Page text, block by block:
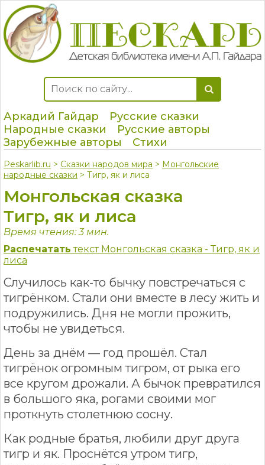
Аркадий Гайдар
Русские сказки
Народные сказки
Русские авторы
Зарубежные авторы
Стихи
Peskarlib.ru > Сказки народов мира > Монгольские
народные сказки > Тигр, як и лиса
Монгольская сказка
Тигр, як и лиса
Время чтения: 3 мин.
Распечатать текст Монгольская сказка - Тигр, як и
лиса
Случилось как-то бычку повстречаться с
тигрёнком. Стали они вместе в лесу жить и
подружились. Дня не могли прожить,
чтобы не увидеться.
День за днём — год прошёл. Стал
тигрёнок огромным тигром, от рыка его
все кругом дрожали. А бычок превратился
в большого яка, рогами своими мог
проткнуть столетнюю сосну.
Как родные братья, любили друг друга
тигр и як. Проснётся утром тигр,